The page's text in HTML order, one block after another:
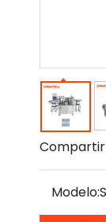
Modelo: